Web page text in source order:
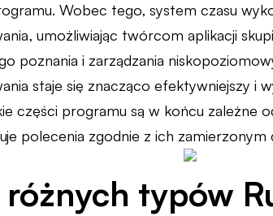
Wobec tego, system czasu
umożliwiając twórcom aplikacji
poznania i zarządzania
staje się znacząco efektywniejszy i
części programu są w końcu zależne
polecenia zgodnie z ich zamierzonym
różnych typów